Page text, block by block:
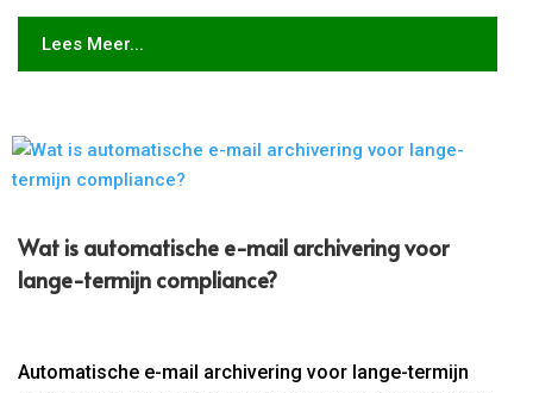
Lees Meer...
Wat is automatische e-mail archivering voor
lange-termijn compliance?
Automatische e-mail archivering voor lange-termijn